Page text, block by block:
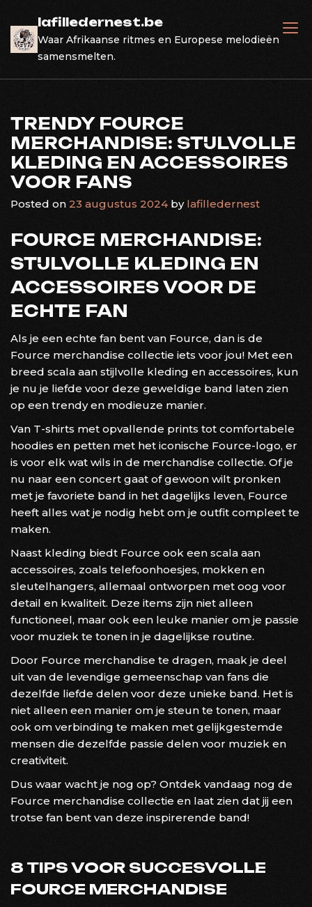
content
lafilledernest.be
Waar Afrikaanse ritmes en Europese melodieën
samensmelten.
TRENDY FOURCE
MERCHANDISE: STIJLVOLLE
KLEDING EN ACCESSOIRES
VOOR FANS
Posted on 23 augustus 2024by lafilledernest
FOURCE MERCHANDISE:
STIJLVOLLE KLEDING EN
ACCESSOIRES VOOR DE
ECHTE FAN
Als je een echte fan bent van Fource, dan is de
Fource merchandise collectie iets voor jou! Met een
breed scala aan stijlvolle kleding en accessoires, kun
je nu je liefde voor deze geweldige band laten zien
op een trendy en modieuze manier.
Van T-shirts met opvallende prints tot comfortabele
hoodies en petten met het iconische Fource-logo, er
is voor elk wat wils in de merchandise collectie. Of je
nu naar een concert gaat of gewoon wilt pronken
met je favoriete band in het dagelijks leven, Fource
heeft alles wat je nodig hebt om je outfit compleet te
maken.
Naast kleding biedt Fource ook een scala aan
accessoires, zoals telefoonhoesjes, mokken en
sleutelhangers, allemaal ontworpen met oog voor
detail en kwaliteit. Deze items zijn niet alleen
functioneel, maar ook een leuke manier om je passie
voor muziek te tonen in je dagelijkse routine.
Door Fource merchandise te dragen, maak je deel
uit van de levendige gemeenschap van fans die
dezelfde liefde delen voor deze unieke band. Het is
niet alleen een manier om je steun te tonen, maar
ook om verbinding te maken met gelijkgestemde
mensen die dezelfde passie delen voor muziek en
creativiteit.
Dus waar wacht je nog op? Ontdek vandaag nog de
Fource merchandise collectie en laat zien dat jij een
trotse fan bent van deze inspirerende band!
8 TIPS VOOR SUCCESVOLLE
FOURCE MERCHANDISE